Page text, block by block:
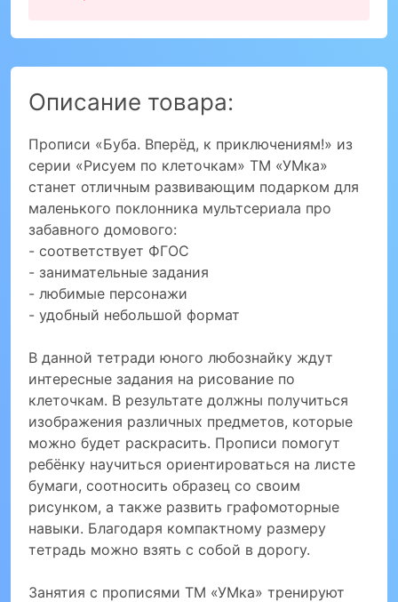
Описание товара:
Прописи «Буба. Вперёд, к приключениям!» из
серии «Рисуем по клеточкам» ТМ «УМка»
станет отличным развивающим подарком для
маленького поклонника мультсериала про
забавного домового:
- соответствует ФГОС
- занимательные задания
- любимые персонажи
- удобный небольшой формат
В данной тетради юного любознайку ждут
интересные задания на рисование по
клеточкам. В результате должны получиться
изображения различных предметов, которые
можно будет раскрасить. Прописи помогут
ребёнку научиться ориентироваться на листе
бумаги, соотносить образец со своим
рисунком, а также развить графомоторные
навыки. Благодаря компактному размеру
тетрадь можно взять с собой в дорогу.
Занятия с прописями ТМ «УМка» тренируют